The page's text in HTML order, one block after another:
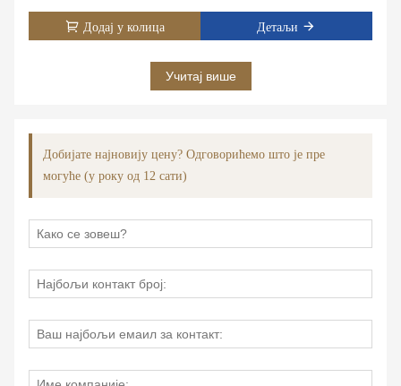
Додај у колица Детаљи
Учитај више
Добијате најновију цену? Одговорићемо што је пре
могуће (у року од 12 сати)